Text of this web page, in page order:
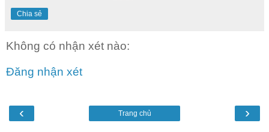
Chia sẻ
Không có nhận xét nào:
Đăng nhận xét
‹ ›
Trang chủ